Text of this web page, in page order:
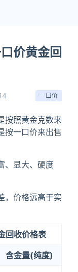
价黄金回
一口价
按照黄金克数来
按一口价来出售
、显大、硬度
，价格远高于实
回收价格表
含金量(纯度)